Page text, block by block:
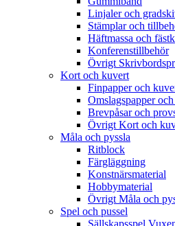
Linjaler och
Stämplar och
Häftmassa och
Konferenstillbehör
Övrigt
Kort och kuvert
Finpapper och
Omslagspapper
Brevpåsar och
Övrigt Kort och
Måla och pyssla
Ritblock
Färgläggning
Konstnärsmaterial
Hobbymaterial
Övrigt Måla och
Spel och pussel
Sällskapsspel